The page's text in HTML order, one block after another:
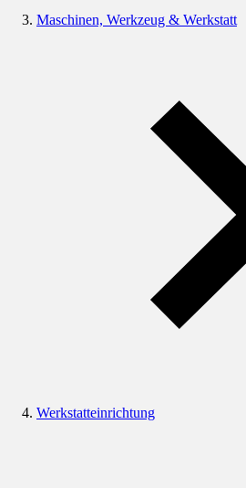
Maschinen, Werkzeug & Werkstatt
Werkstatteinrichtung